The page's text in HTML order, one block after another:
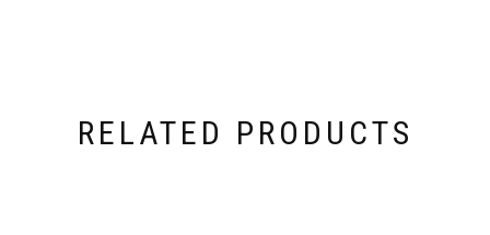
RELATED PRODUCTS